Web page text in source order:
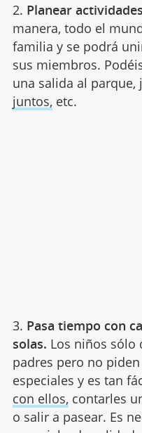
2. Planear
manera, todo el
familia y se podrá
sus miembros.
una salida al parque,
juntos, etc.
3. Pasa tiempo con
solas. Los niños sólo
padres pero no
especiales y es tan
con ellos, contarles
o salir a pasear. Es